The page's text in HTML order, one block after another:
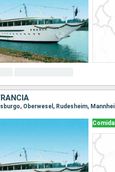
Oberwesel, Rudesheim,